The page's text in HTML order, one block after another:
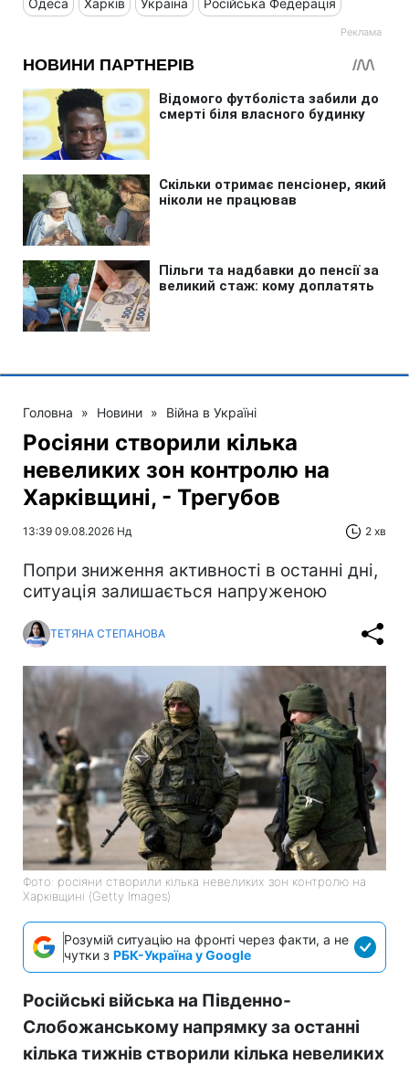
Головна » Новини » Війна в Україні
Росіяни створили кілька
невеликих зон контролю на
Харківщині, - Трегубов
13:39 09.08.2026 Нд 2 хв
Попри зниження активності в останні дні,
ситуація залишається напруженою
ТЕТЯНА СТЕПАНОВА
Фото: росіяни створили кілька невеликих зон контролю на
Харківщині (Getty Images)
Розумій ситуацію на фронті через факти, а не
чутки з РБК-Україна у Google
Російські війська на Південно-
Слобожанському напрямку за останні
кілька тижнів створили кілька невеликих